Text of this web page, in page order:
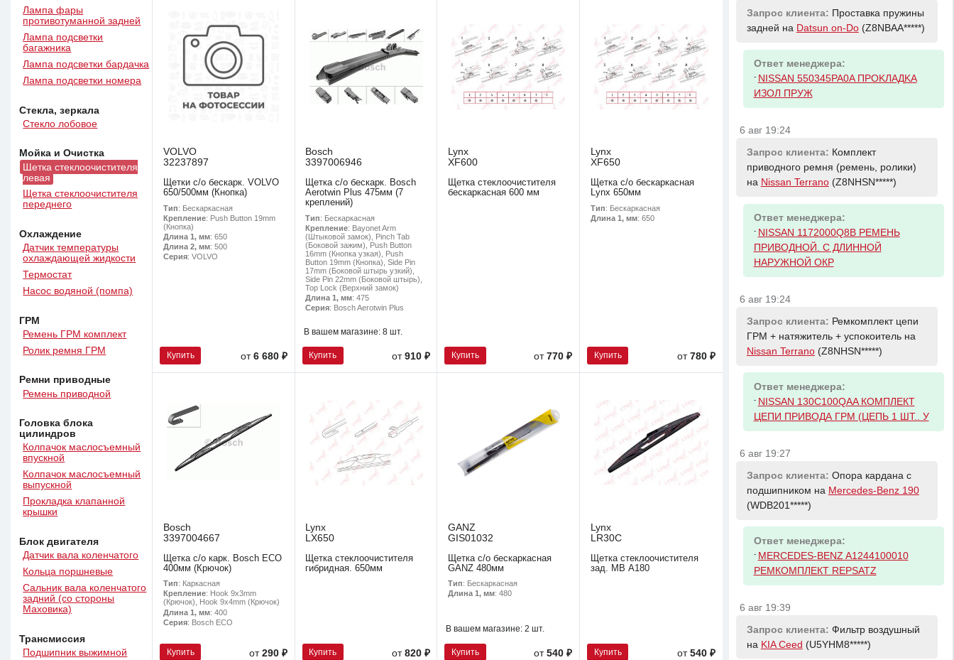
Лампа фары
противотуманной задней
Лампа подсветки
багажника
Лампа подсветки бардачка
Лампа подсветки номера
Стекла, зеркала
Стекло лобовое
Мойка и Очистка
Щетка стеклоочистителя
левая
Щетка стеклоочистителя
переднего
Охлаждение
Датчик температуры
охлаждающей жидкости
Термостат
Насос водяной (помпа)
ГРМ
Ремень ГРМ комплект
Ролик ремня ГРМ
Ремни приводные
Ремень приводной
Головка блока
цилиндров
Колпачок маслосъемный
впускной
Колпачок маслосъемный
выпускной
Прокладка клапанной
крышки
Блок двигателя
Датчик вала коленчатого
Кольца поршневые
Сальник вала коленчатого
задний (со стороны
Маховика)
Трансмиссия
Подшипник выжимной
VOLVO
32237897
Щетки с/о бескарк. VOLVO
650/500мм (Кнопка)
Тип: Бескаркасная
Крепление: Push Button 19mm
(Кнопка)
Длина 1, мм: 650
Длина 2, мм: 500
Серия: VOLVO
Купить от6 680 ₽
Bosch
3397006946
Щетка с/о бескарк. Bosch
Aerotwin Plus 475мм (7
креплений)
Тип: Бескаркасная
Крепление: Bayonet Arm
(Штыковой замок), Pinch Tab
(Боковой зажим), Push Button
16mm (Кнопка узкая), Push
Button 19mm (Кнопка), Side Pin
17mm (Боковой штырь узкий),
Side Pin 22mm (Боковой штырь),
Top Lock (Верхний замок)
Длина 1, мм: 475
Серия: Bosch Aerotwin Plus
В вашем магазине: 8 шт.
Купить от 910 ₽
Lynx
XF600
Щетка стеклоочистителя
бескаркасная 600 мм
Купить от770 ₽
Lynx
XF650
Щетка с/о бескаркасная
Lynx 650мм
Тип: Бескаркасная
Длина 1, мм: 650
Купить от 780 ₽
Bosch
3397004667
Щетка с/о карк. Bosch ECO
400мм (Крючок)
Тип: Каркасная
Крепление: Hook 9x3mm
(Крючок), Hook 9x4mm (Крючок)
Длина 1, мм: 400
Серия: Bosch ECO
Купить от290 ₽
Lynx
LX650
Щетка стеклоочистителя
гибридная. 650мм
Купить от 820 ₽
GANZ
GIS01032
Щетка с/о бескаркасная
GANZ 480мм
Тип: Бескаркасная
Длина 1, мм: 480
В вашем магазине:2 шт.
Купить от540 ₽
Lynx
LR30C
Щетка стеклоочистителя
зад. MB А180
Купить от 540 ₽
Запрос клиента: Проставка пружины
задней на Datsun on-Do(Z8NBAA*****)
Ответ менеджера:
- NISSAN 550345PA0A ПPOKЛAДKA
ИЗOЛ ПPУЖ
6 авг 19:24
Запрос клиента: Комплект
приводного ремня (ремень, ролики)
на Nissan Terrano(Z8NHSN*****)
Ответ менеджера:
- NISSAN 1172000Q8B РЕМЕНЬ
ПРИВОДНОЙ. С ДЛИННОЙ
НАРУЖНОЙ ОКР
6 авг 19:24
Запрос клиента: Ремкомплект цепи
ГРМ + натяжитель + успокоитель на
Nissan Terrano(Z8NHSN*****)
Ответ менеджера:
- NISSAN 130C100QAA КОМПЛЕКТ
ЦЕПИ ПРИВОДА ГРМ (ЦЕПЬ 1 ШТ.. У
6 авг 19:27
Запрос клиента: Опора кардана с
подшипником на Mercedes-Benz 190
(WDB201*****)
Ответ менеджера:
- MERCEDES-BENZ A1244100010
РЕМКОМПЛЕКТ REPSATZ
6 авг 19:39
Запрос клиента: Фильтр воздушный
на KIA Ceed (U5YHM8*****)